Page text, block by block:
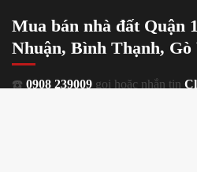
Mua bán nhà đất Quận
Nhuận, Bình Thạnh,
☎️ 0908 239009 gọi hoặc nhắn tin